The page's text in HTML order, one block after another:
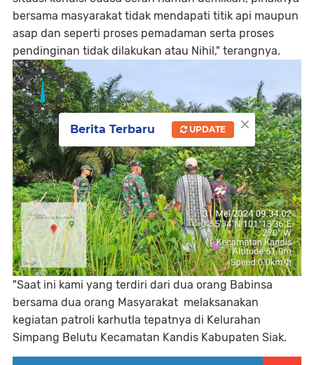
bersama masyarakat tidak mendapati titik api maupun
asap dan seperti proses pemadaman serta proses
pendinginan tidak dilakukan atau Nihil," terangnya.
"Saat ini kami yang terdiri dari dua orang Babinsa
bersama dua orang Masyarakat melaksanakan
kegiatan patroli karhutla tepatnya di Kelurahan
Simpang Belutu Kecamatan Kandis Kabupaten Siak.
×
Berita Terbaru UPDATE